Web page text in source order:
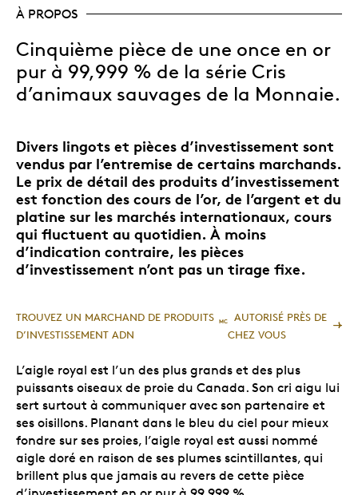
À PROPOS
Cinquième pièce de une once en or
pur à 99,999 % de la série Cris
d’animaux sauvages de la Monnaie.
Divers lingots et pièces d’investissement sont
vendus par l’entremise de certains marchands.
Le prix de détail des produits d’investissement
est fonction des cours de l’or, de l’argent et du
platine sur les marchés internationaux, cours
qui fluctuent au quotidien. À moins
d’indication contraire, les pièces
d’investissement n’ont pas un tirage fixe.
TROUVEZ UN MARCHAND DE PRODUITS
D’INVESTISSEMENT ADN
MCAUTORISÉ PRÈS DE
CHEZ VOUS
L’aigle royal est l’un des plus grands et des plus
puissants oiseaux de proie du Canada. Son cri aigu lui
sert surtout à communiquer avec son partenaire et
ses oisillons. Planant dans le bleu du ciel pour mieux
fondre sur ses proies, l’aigle royal est aussi nommé
aigle doré en raison de ses plumes scintillantes, qui
brillent plus que jamais au revers de cette pièce